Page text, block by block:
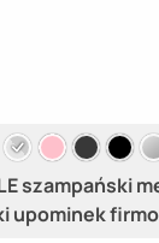
szampański
upominek